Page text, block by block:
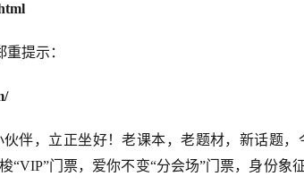
提示：
伴，立正坐好！老课本，老题材，新话题，
门票，爱你不变“分会场”门票，身份象